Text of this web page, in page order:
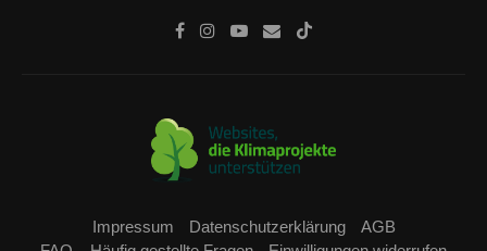
Impressum Datenschutzerklärung
AGB